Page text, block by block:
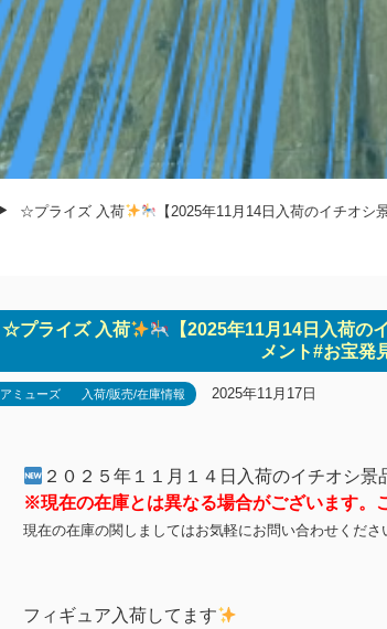
☆プライズ 入荷 【2025年11月14日入荷のイチオシ
☆プライズ 入荷 【2025年11月14日入荷の
メント#お宝発
アミューズ 入荷/販売/在庫情報 2025年11月17日
２０２５年１１月１４日入荷のイチオシ景
※現在の在庫とは異なる場合がございます。
現在の在庫の関しましてはお気軽にお問い合わせくださ
フィギュア入荷してます